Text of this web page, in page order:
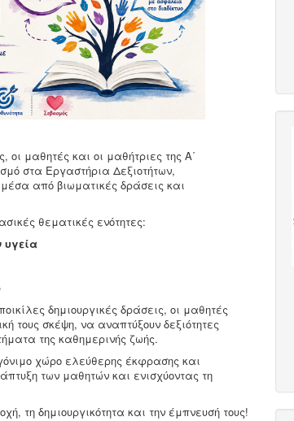
οι μαθητές και οι μαθήτριες της Α΄
στα Εργαστήρια Δεξιοτήτων,
από βιωματικές δράσεις και
θεματικές ενότητες:
υγεία
δημιουργικές δράσεις, οι μαθητές
τους σκέψη, να αναπτύξουν δεξιότητες
της καθημερινής ζωής.
χώρο ελεύθερης έκφρασης και
των μαθητών και ενισχύοντας τη
τη δημιουργικότητα και την έμπνευσή τους!